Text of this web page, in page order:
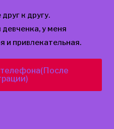
к другу.
у меня
и привлекательная.